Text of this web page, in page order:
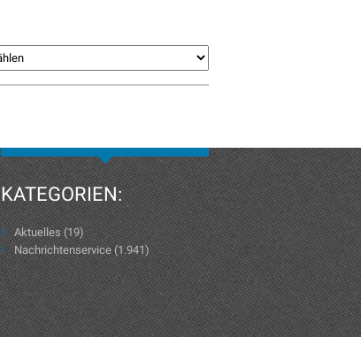
KATEGORIEN:
Aktuelles (19)
Nachrichtenservice(1.941)